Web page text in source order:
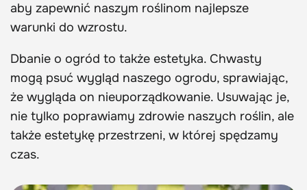
aby zapewnić naszym roślinom najlepsze
warunki do wzrostu.
Dbanie o ogród to także estetyka. Chwasty
mogą psuć wygląd naszego ogrodu, sprawiając,
że wygląda on nieuporządkowanie. Usuwając je,
nie tylko poprawiamy zdrowie naszych roślin, ale
także estetykę przestrzeni, w której spędzamy
czas.